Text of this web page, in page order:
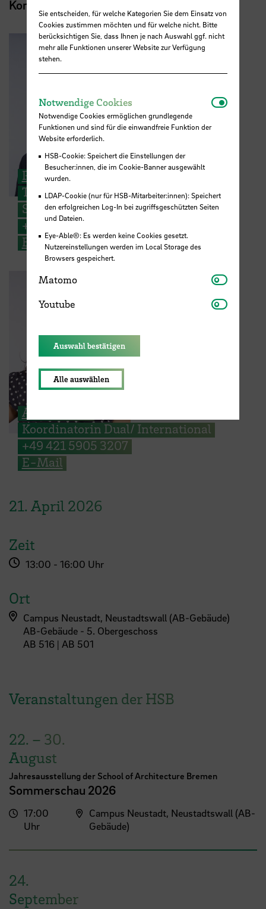
Kontakt
Prof. Dr.-Ing. Marc Gutermann
Tragwerkslehre und Experimentelle
Statik
+49 421 5905 2345
E-Mail
Antonia Ley
Koordinatorin Dual/ International
+49 421 5905 3207
E-Mail
21. April 2026
Zeit
13:00 - 16:00 Uhr
Ort
Campus Neustadt, Neustadtswall (AB-Gebäude)
AB-Gebäude - 5. Obergeschoss
AB 516 | AB 501
Veranstaltungen der HSB
22. – 30.
August
Jahresausstellung der School of Architecture Bremen
Sommerschau 2026
17:00
Uhr
Campus Neustadt, Neustadtswall (AB-
Gebäude)
24.
September
Sie entscheiden, für welche Kategorien Sie dem Einsatz von
Cookies zustimmen möchten und für welche nicht. Bitte
berücksichtigen Sie, dass Ihnen je nach Auswahl ggf. nicht
mehr alle Funktionen unserer Website zur Verfügung
stehen.
Notwendige Cookies
Notwendige Cookies ermöglichen grundlegende
Funktionen und sind für die einwandfreie Funktion der
Website erforderlich.
HSB-Cookie: Speichert die Einstellungen der
Besucher:innen, die im Cookie-Banner ausgewählt
wurden.
LDAP-Cookie (nur für HSB-Mitarbeiter:innen): Speichert
den erfolgreichen Log-In bei zugriffsgeschützten Seiten
und Dateien.
Eye-Able®: Es werden keine Cookies gesetzt.
Nutzereinstellungen werden im Local Storage des
Browsers gespeichert.
Matomo Matomo
Youtube Youtube
Auswahl bestätigen
Alle auswählen